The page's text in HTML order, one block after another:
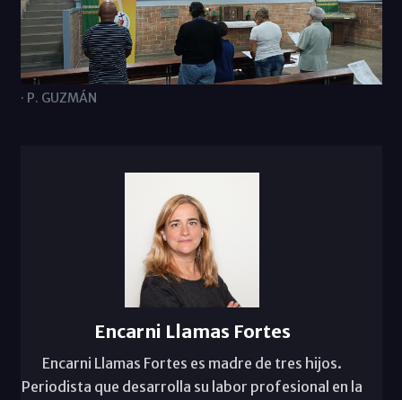
· P. GUZMÁN
Encarni Llamas Fortes
Encarni Llamas Fortes es madre de tres hijos.
Periodista que desarrolla su labor profesional en la